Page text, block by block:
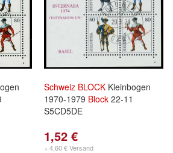
Schweiz BLOCK Kleinbogen
1970-1979 Block 22-11
S5CD5DE
1,52 €
+ 4,60 € Versand